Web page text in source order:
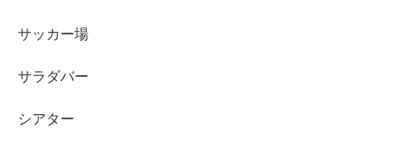
サッカー場
サラダバー
シアター